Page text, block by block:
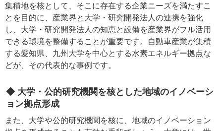
集積地を核として、そこに存在する企業ニーズを満たすこ
とを目的に、産業界と大学・研究開発法人の連携を強化
し、大学・研究開発法人の知恵と設備を産業界がフル活用
できる環境を整備することが重要です。自動車産業が集積
する愛知県、九州大学を中心とする水素エネルギー拠点な
どが、その代表的な事例です。
◆ 大学・公的研究機関を核とした地域のイノベーシ
ョン拠点形成
また、大学や公的研究機関を核に、地域のイノベーション